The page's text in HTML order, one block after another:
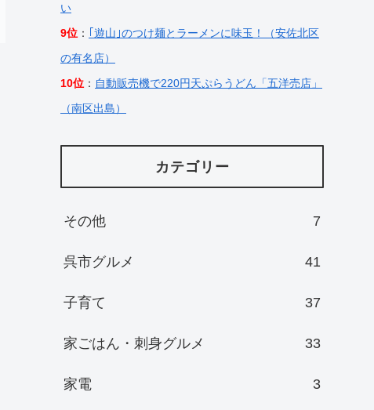
い
9位 ：
｢遊山｣のつけ麺とラーメンに味玉！（安佐北区
の有名店）
10位 ： 自動販売機で220円天ぷらうどん「五洋売店」
（南区出島）
カテゴリー
その他 7
呉市グルメ 41
子育て 37
家ごはん・刺身グルメ 33
家電 3